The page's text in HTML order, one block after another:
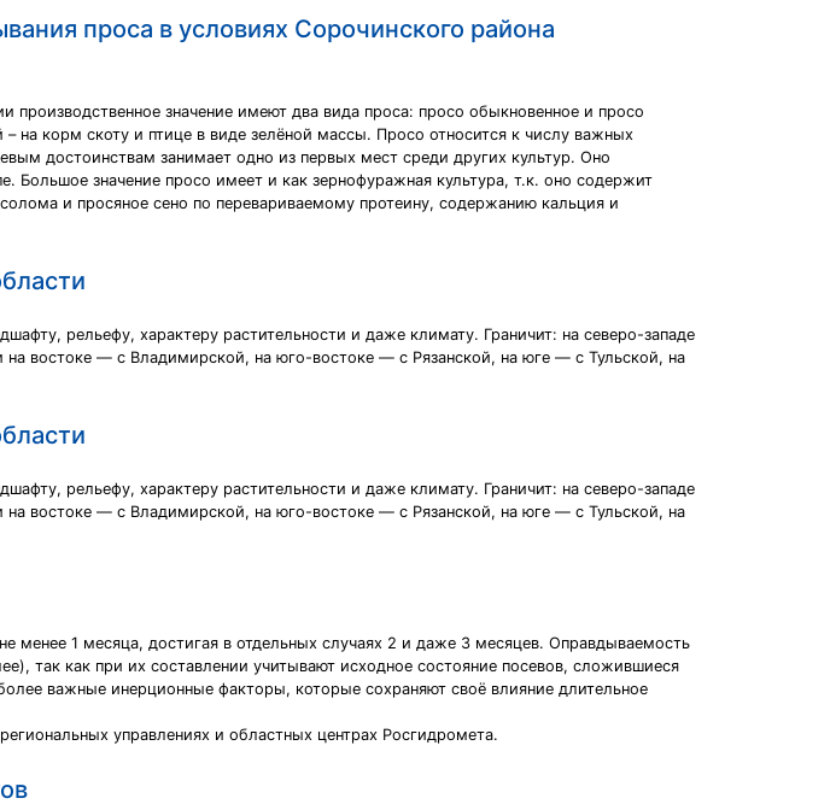
проса в условиях Сорочинского района
значение имеют два вида проса: просо обыкновенное и просо
на корм скоту и птице в виде зелёной массы. Просо относится к числу важных
достоинствам занимает одно из первых мест среди других культур. Оно
значение просо имеет и как зернофуражная культура, т.к. оно содержит
и просяное сено по перевариваемому протеину, содержанию кальция и
рельефу, характеру растительности и даже климату. Граничит: на северо-западе
востоке — с Владимирской, на юго-востоке — с Рязанской, на юге — с Тульской, на
рельефу, характеру растительности и даже климату. Граничит: на северо-западе
востоке — с Владимирской, на юго-востоке — с Рязанской, на юге — с Тульской, на
менее 1 месяца, достигая в отдельных случаях 2 и даже 3 месяцев. Оправдываемость
так как при их составлении учитывают исходное состояние посевов, сложившиеся
важные инерционные факторы, которые сохраняют своё влияние длительное
управлениях и областных центрах Росгидромета.